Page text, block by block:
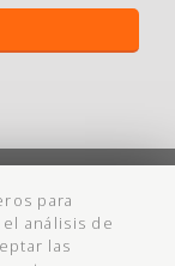
para
análisis de
las
Ayuda